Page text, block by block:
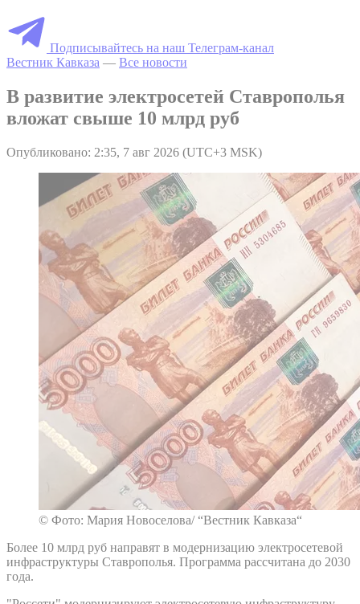
Подписывайтесь на наш Телеграм-канал
Вестник Кавказа — Все новости
В развитие электросетей Ставрополья
вложат свыше 10 млрд руб
Опубликовано: 2:35, 7 авг 2026 (UTC+3 MSK)
© Фото: Мария Новоселова/ “Вестник Кавказа“
Более 10 млрд руб направят в модернизацию электросетевой
инфраструктуры Ставрополья. Программа рассчитана до 2030
года.